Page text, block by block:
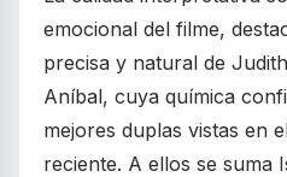
emocional del filme,
precisa y natural de
Aníbal, cuya química
mejores duplas vistas en
reciente. A ellos se suma